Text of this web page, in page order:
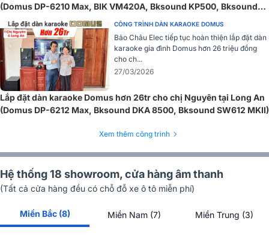
Âm thanh đồng đều, mượt mà
Góc phủ âm 70° x 60° của loa karaoke Domus DP-6210 MAX là một
yếu tố quan trọng giúp loa phân tán âm thanh đồng đều và mượt
mà trên và ngoài trục. Dù loa được lắp đặt theo hướng dọc hay
ngang, âm thanh sẽ được phát ra đều và không bị mất cân bằng.
trong không gian, không bị lệch âm hay thiếu hụt ở các khu vực xa.
Bộ phân tần chính xác
Bộ phân tần của loa DP-6210 MAX được thiết kế cực kỳ chính xác
Nhờ vào bộ phân tần tối ưu, loa không chỉ phát huy công suất mạnh
mẽ mà còn duy trì hiệu suất tối ưu ở các dải tần số trung, nơi giọng
(Domus DP-6210 Max, BIK VM420A, Bksound KP500, Bksound
SW212, BCE U900 Plus X)
CÔNG TRÌNH DÀN KARAOKE DOMUS
Bảo Châu Elec tiếp tục hoàn thiện lắp đặt dàn
karaoke gia đình Domus hơn 26 triệu đồng
cho ch...
27/03/2026
Lắp đặt dàn karaoke Domus hơn 26tr cho chị Nguyên tại Long An
(Domus DP-6212 Max, Bksound DKA 8500, Bksound SW612 MKII)
Xem thêm công trình
Hệ thống 18 showroom, cửa hàng âm thanh
(Tất cả cửa hàng đều có chỗ đỗ xe ô tô miễn phí)
Miền Bắc (8) Miền Nam (7) Miền Trung (3)